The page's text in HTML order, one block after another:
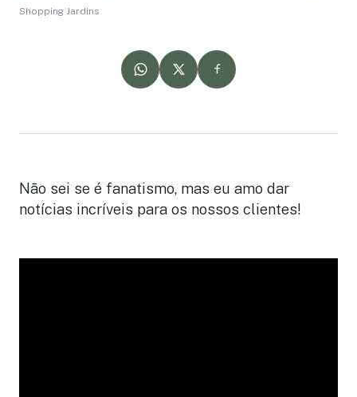
Shopping Jardins
Não sei se é fanatismo, mas eu amo dar
notícias incríveis para os nossos clientes!